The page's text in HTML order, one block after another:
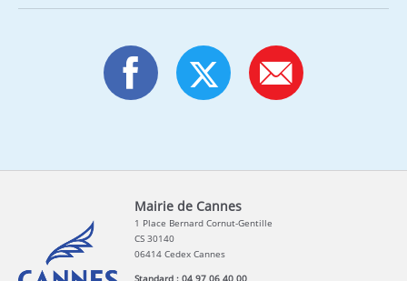
Mairie de Cannes
1 Place Bernard Cornut-Gentille
CS 30140
06414 Cedex Cannes